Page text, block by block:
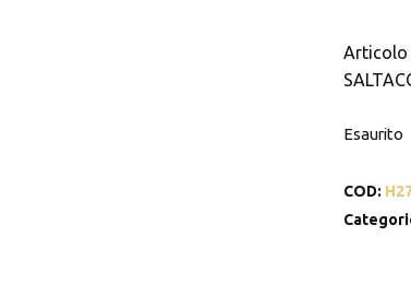
Articolo
Esaurito
COD: